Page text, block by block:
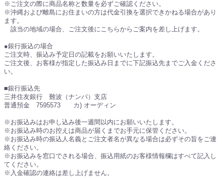
※ご注文の際に商品名称と数量を必ずご確認ください。
※沖縄および離島にお住まいの方は代金引換を選択できかねる場合があり
ます。
該当の地域の場合、ご注文後にこちらからご案内を差し上げます。
●銀行振込の場合
ご注文時、振込み予定日の記載をお願いいたします。
ご注文後、お客様が指定した振込み日までに下記振込先までご入金くださ
い。
■銀行振込先
三井住友銀行 難波（ナンバ）支店
普通預金 7595573 カ) オーディン
※お振込みはお申し込み後一週間以内にお願いいたします。
※お振込み時のお控えは商品が届くまでお手元に保管ください。
※お振込み時の振込人名義とご注文者名が異なる場合は必ずその旨をご連
絡ください。
※お振込みを窓口でされる場合、振込用紙のお客様情報欄はすべて記入し
てください。
※入金確認の連絡は差し上げません。